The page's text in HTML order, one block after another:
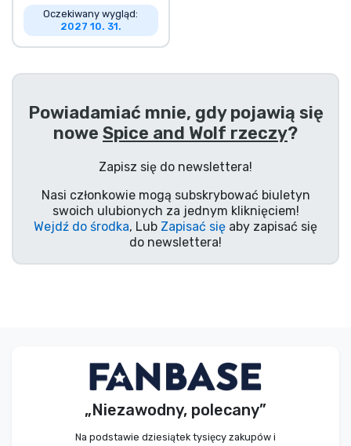
Oczekiwany wygląd:
2027 10. 31.
Powiadamiać mnie, gdy pojawią się
nowe Spice and Wolf rzeczy?
Zapisz się do newslettera!
Nasi członkowie mogą subskrybować biuletyn
swoich ulubionych za jednym kliknięciem!
Wejdź do środka, Lub Zapisać się aby zapisać się
do newslettera!
„Niezawodny, polecany”
Na podstawie dziesiątek tysięcy zakupów i